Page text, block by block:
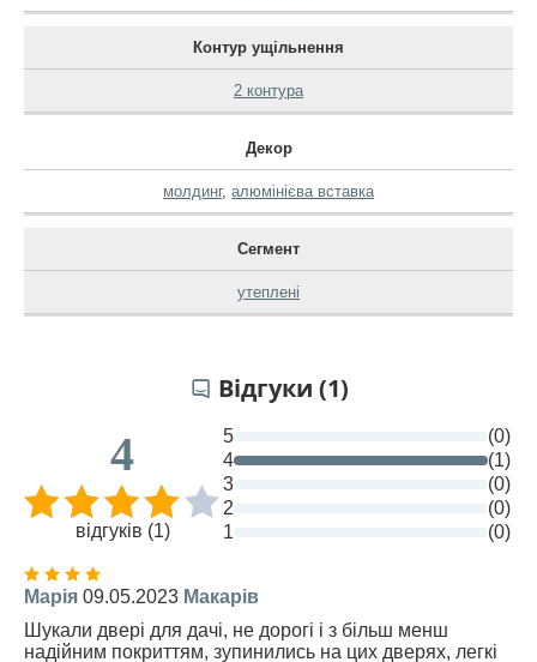
Контур ущільнення
2 контура
Декор
молдинг, алюмінієва вставка
Сегмент
утеплені
Відгуки (1)
4
відгуків (1)
5
(0)
4
(1)
3
(0)
2
(0)
1
(0)
Марія 09.05.2023 Макарів
Шукали двері для дачі, не дорогі і з більш менш
надійним покриттям, зупинились на цих дверях, легкі